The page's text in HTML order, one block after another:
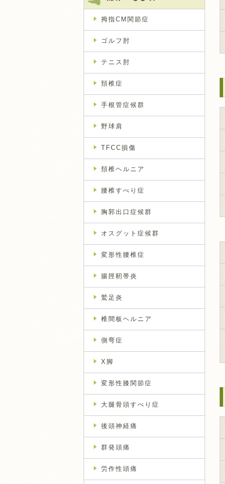
拇指CM関節症
ゴルフ肘
テニス肘
頚椎症
手根管症候群
野球肩
TFCC損傷
頚椎ヘルニア
腰椎すべり症
胸郭出口症候群
オスグット症候群
変形性腰椎症
腸脛靭帯炎
鷲足炎
椎間板ヘルニア
側弯症
X脚
変形性膝関節症
大腿骨頭すべり症
後頭神経痛
群発頭痛
労作性頭痛